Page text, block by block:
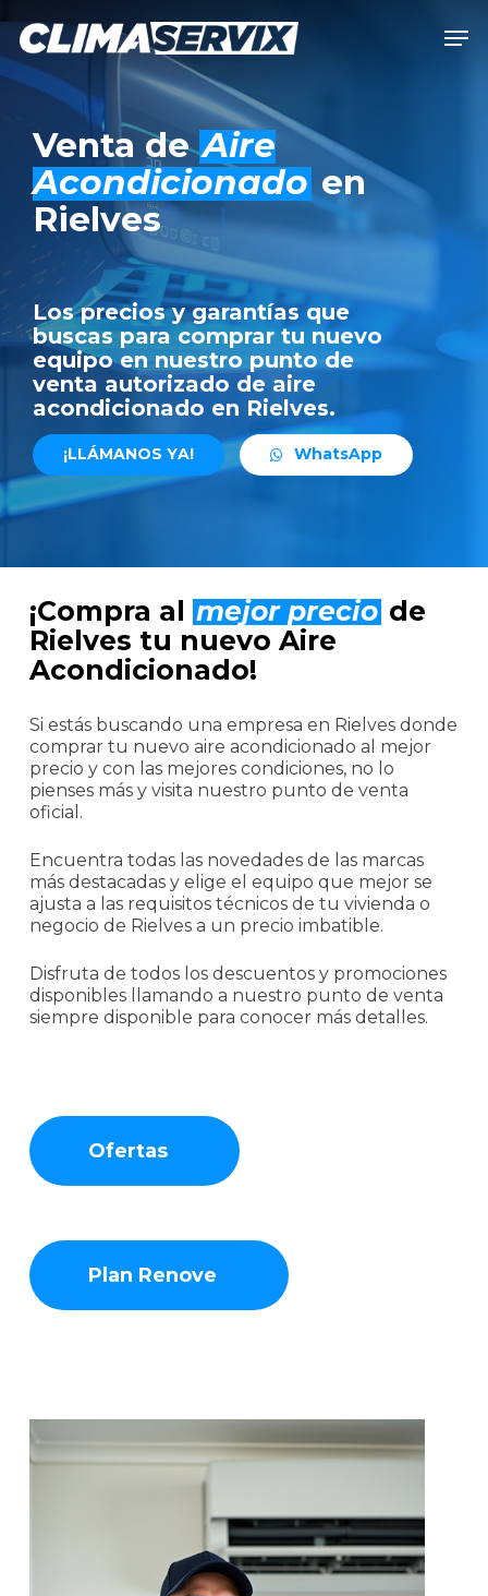
Skip
to
main
Venta deAire
Acondicionado en
Rielves
Los precios y garantías que
buscas para comprar tu nuevo
equipo en nuestro punto de
venta autorizado de aire
acondicionado en Rielves.
¡LLÁMANOS YA! WhatsApp
¡Compra al mejor precio de
Rielves tu nuevo Aire
Acondicionado!
Si estás buscando una empresa en Rielves donde
comprar tu nuevo aire acondicionado al mejor
precio y con las mejores condiciones, no lo
pienses más y visita nuestro punto de venta
oficial.
Encuentra todas las novedades de las marcas
más destacadas y elige el equipo que mejor se
ajusta a las requisitos técnicos de tu vivienda o
negocio de Rielves a un precio imbatible.
Disfruta de todos los descuentos y promociones
disponibles llamando a nuestro punto de venta
siempre disponible para conocer más detalles.
Ofertas
Plan Renove